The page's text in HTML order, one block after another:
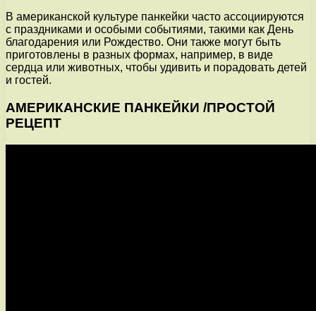
В американской культуре панкейки часто ассоциируются
с праздниками и особыми событиями, такими как День
благодарения или Рождество. Они также могут быть
приготовлены в разных формах, например, в виде
сердца или животных, чтобы удивить и порадовать детей
и гостей.
АМЕРИКАНСКИЕ ПАНКЕЙКИ /ПРОСТОЙ
РЕЦЕПТ